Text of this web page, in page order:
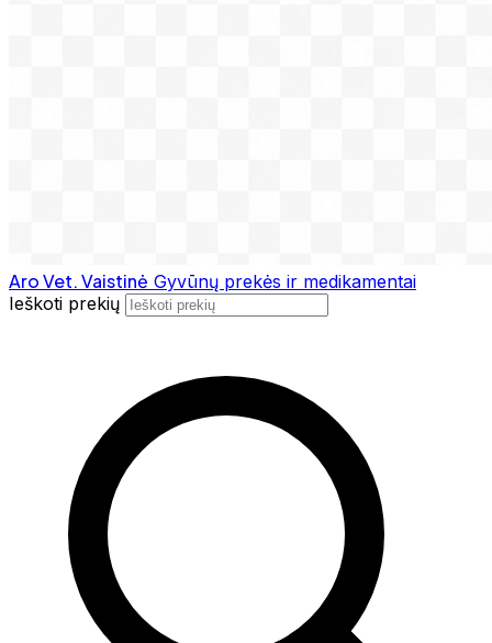
Aro Vet. Vaistinė Gyvūnų prekės ir medikamentai
Ieškoti prekių